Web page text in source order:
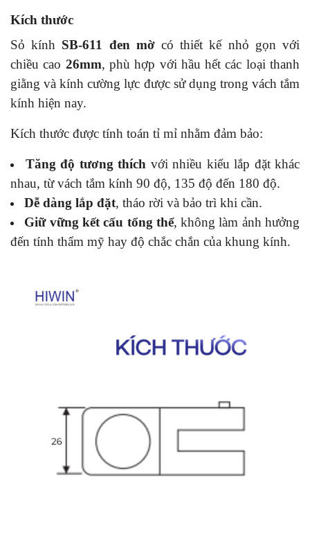
Kích thước
Sỏ kính SB-611 đen mờcó thiết kế nhỏ gọn với
chiều cao 26mm, phù hợp với hầu hết các loại thanh
giằng và kính cường lực được sử dụng trong vách tắm
kính hiện nay.
Kích thước được tính toán tỉ mỉ nhằm đảm bảo:
Tăng độ tương thích với nhiều kiểu lắp đặt khác
nhau, từ vách tắm kính 90 độ, 135 độ đến 180 độ.
Dễ dàng lắp đặt, tháo rời và bảo trì khi cần.
Giữ vững kết cấu tổng thể, không làm ảnh hưởng
đến tính thẩm mỹ hay độ chắc chắn của khung kính.